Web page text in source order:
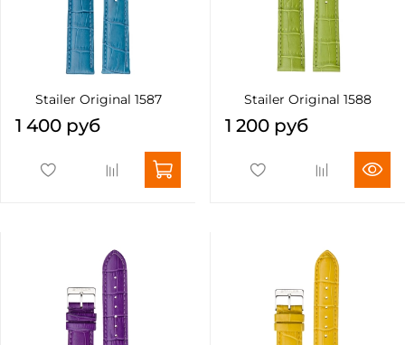
Stailer Original 1587
1 400 руб
Stailer Original 1588
1 200 руб